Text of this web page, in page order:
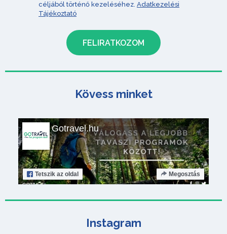
céljából történő kezeléséhez. Adatkezelési
Tájékoztató
Kövess minket
Gotravel.hu
Tetszik az oldal Megosztás
Instagram